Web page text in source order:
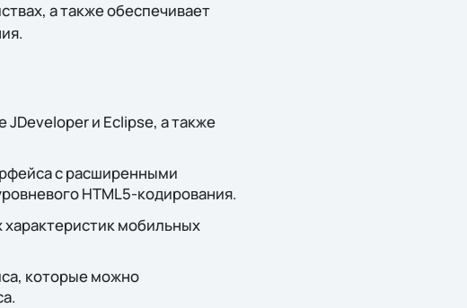
а также обеспечивает
и Eclipse, а также
с расширенными
HTML5-кодирования.
мобильных
которые можно